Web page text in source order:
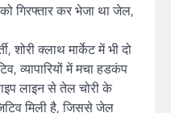
गिरफ्तार कर भेजा था जेल,
शोरी क्लाथ मार्केट में भी दो
व्यापारियों में मचा हडकंप
लाइन से तेल चोरी के
मिली है, जिससे जेल